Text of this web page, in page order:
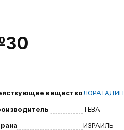
веществоЛОРАТАДИН
ТЕВА
ИЗРАИЛЬ